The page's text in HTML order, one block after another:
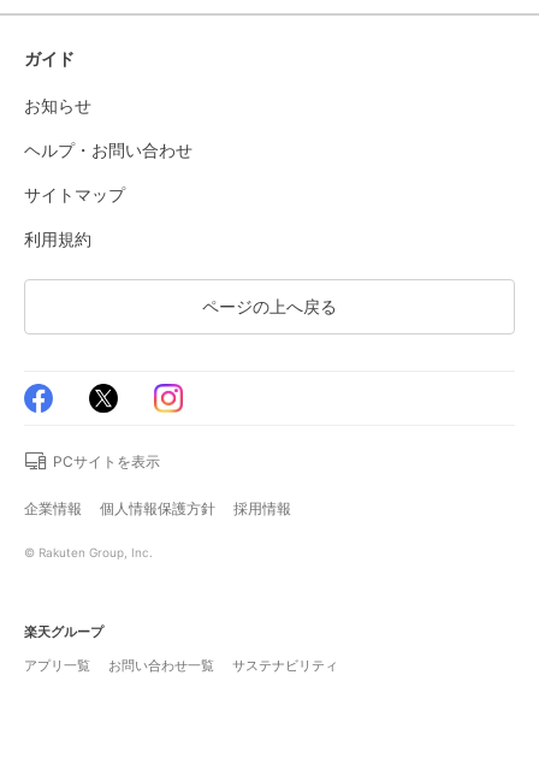
ガイド
お知らせ
ヘルプ・お問い合わせ
サイトマップ
利用規約
ページの上へ戻る
PCサイトを表示
企業情報 個人情報保護方針 採用情報
© Rakuten Group, Inc.
楽天グループ
アプリ一覧
お問い合わせ一覧 サステナビリティ